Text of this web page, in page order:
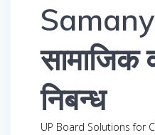
सामाजिक
निबन्ध
UP Board Solutions for